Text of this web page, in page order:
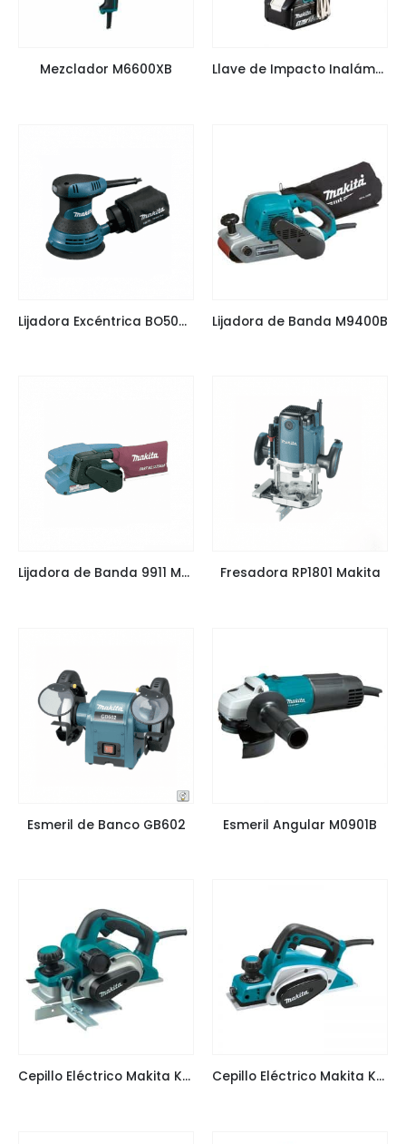
Mezclador M6600XB Llave de Impacto Inalámbrica DTW181
Lijadora Excéntrica BO5030 Lijadora de Banda M9400B
Lijadora de Banda 9911 Makita Fresadora RP1801 Makita
Esmeril de Banco GB602 Esmeril Angular M0901B
Cepillo Eléctrico Makita KP0810 Cepillo Eléctrico Makita KP0800